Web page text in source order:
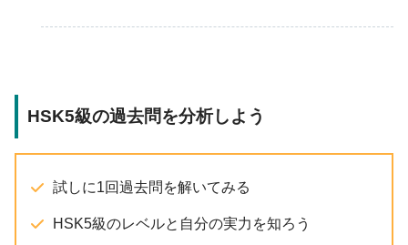
HSK5級の過去問を分析しよう
試しに1回過去問を解いてみる
HSK5級のレベルと自分の実力を知ろう